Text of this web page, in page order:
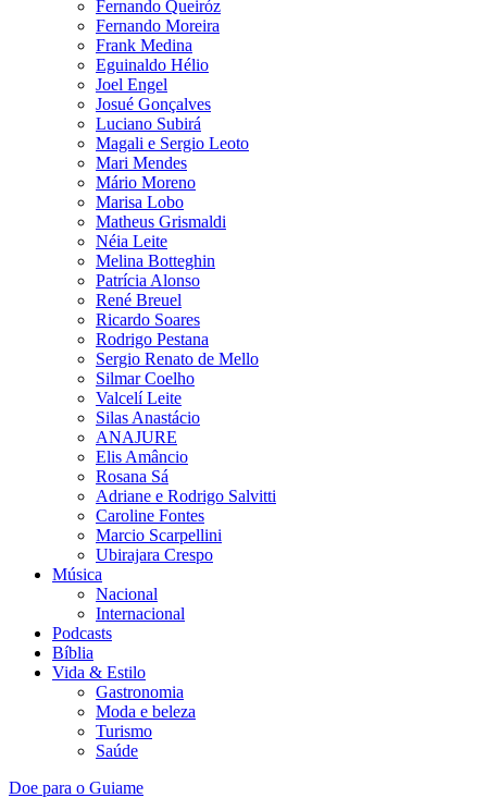
Fernando Queiróz
Fernando Moreira
Frank Medina
Eguinaldo Hélio
Joel Engel
Josué Gonçalves
Luciano Subirá
Magali e Sergio Leoto
Mari Mendes
Mário Moreno
Marisa Lobo
Matheus Grismaldi
Néia Leite
Melina Botteghin
Patrícia Alonso
René Breuel
Ricardo Soares
Rodrigo Pestana
Sergio Renato de Mello
Silmar Coelho
Valcelí Leite
Silas Anastácio
ANAJURE
Elis Amâncio
Rosana Sá
Adriane e Rodrigo Salvitti
Caroline Fontes
Marcio Scarpellini
Ubirajara Crespo
Música
Nacional
Internacional
Podcasts
Bíblia
Vida & Estilo
Gastronomia
Moda e beleza
Turismo
Saúde
Doe para o Guiame